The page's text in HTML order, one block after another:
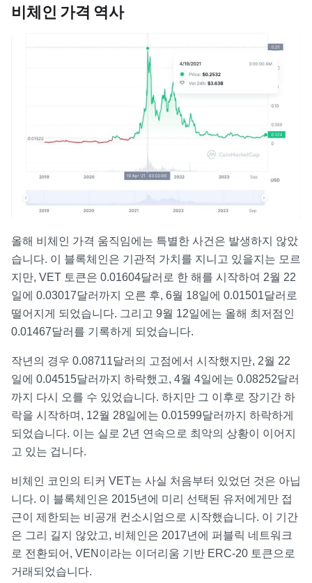
비체인 가격 역사
올해 비체인 가격 움직임에는 특별한 사건은 발생하지 않았
습니다. 이 블록체인은 기관적 가치를 지니고 있을지는 모르
지만, VET 토큰은 0.01604달러로 한 해를 시작하여 2월 22
일에 0.03017달러까지 오른 후, 6월 18일에 0.01501달러로
떨어지게 되었습니다. 그리고 9월 12일에는 올해 최저점인
0.01467달러를 기록하게 되었습니다.
작년의 경우 0.08711달러의 고점에서 시작했지만, 2월 22
일에 0.04515달러까지 하락했고, 4월 4일에는 0.08252달러
까지 다시 오를 수 있었습니다. 하지만 그 이후로 장기간 하
락을 시작하며, 12월 28일에는 0.01599달러까지 하락하게
되었습니다. 이는 실로 2년 연속으로 최악의 상황이 이어지
고 있는 겁니다.
비체인 코인의 티커 VET는 사실 처음부터 있었던 것은 아닙
니다. 이 블록체인은 2015년에 미리 선택된 유저에게만 접
근이 제한되는 비공개 컨소시엄으로 시작했습니다. 이 기간
은 그리 길지 않았고, 비체인은 2017년에 퍼블릭 네트워크
로 전환되어, VEN이라는 이더리움 기반 ERC-20 토큰으로
거래되었습니다.